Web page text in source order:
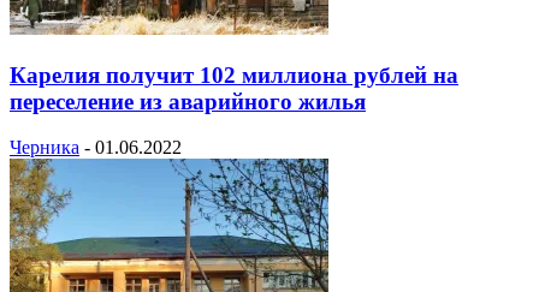
Карелия получит 102 миллиона рублей на
переселение из аварийного жилья
Черника - 01.06.2022